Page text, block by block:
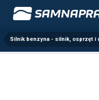
Silnik benzyna - silnik, osprzęt i